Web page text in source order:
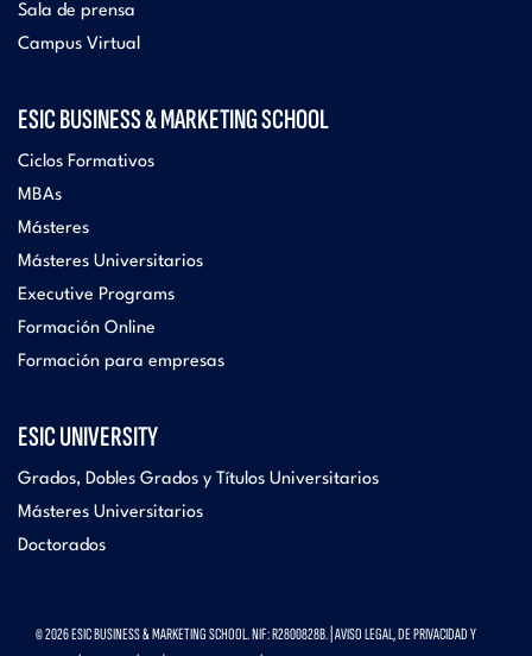
Sala de prensa
Campus Virtual
ESIC BUSINESS & MARKETING SCHOOL
Ciclos Formativos
MBAs
Másteres
Másteres Universitarios
Executive Programs
Formación Online
Formación para empresas
ESIC UNIVERSITY
Grados, Dobles Grados y Títulos Universitarios
Másteres Universitarios
Doctorados
© 2026 ESIC BUSINESS & MARKETING SCHOOL. NIF: R2800828B. | AVISO LEGAL, DE PRIVACIDAD Y